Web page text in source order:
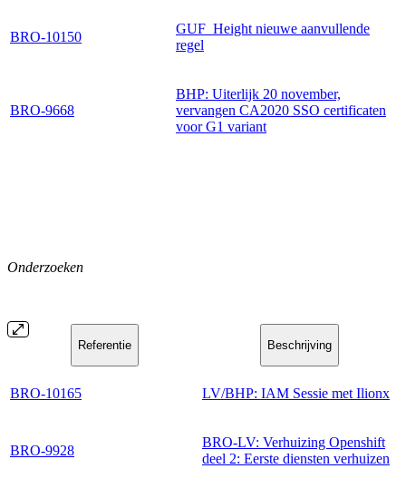
BRO-10150
GUF_Height nieuwe aanvullende
regel
BRO-9668
BHP: Uiterlijk 20 november,
vervangen CA2020 SSO certificaten
voor G1 variant
Onderzoeken
Referentie Beschrijving
BRO-10165 LV/BHP: IAM Sessie met Ilionx
BRO-9928
BRO-LV: Verhuizing Openshift
deel 2: Eerste diensten verhuizen